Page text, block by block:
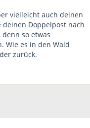
vielleicht auch deinen
deinen Doppelpost nach
so etwas
Wie es in den Wald
zurück.